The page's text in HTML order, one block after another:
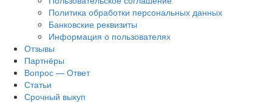
Политика обработки персональных данных
Банковские реквизиты
Информация о пользователях
Отзывы
Партнёры
Вопрос — Ответ
Статьи
Срочный выкуп